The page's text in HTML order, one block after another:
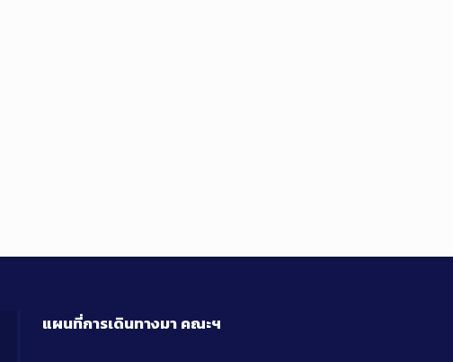
แผนที่การเดินทางมาคณะฯ